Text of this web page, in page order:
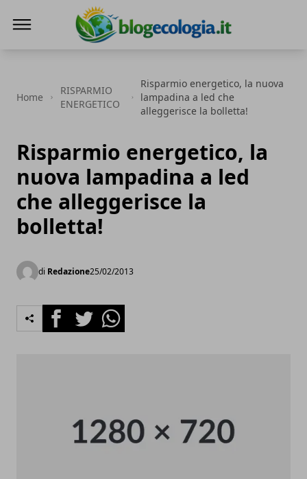
Home
RISPARMIO
ENERGETICO
Risparmio energetico, la nuova
lampadina a led che
alleggerisce la bolletta!
Risparmio energetico, la
nuova lampadina a led
che alleggerisce la
bolletta!
di Redazione25/02/2013
FacebookTwitterWhatsapp